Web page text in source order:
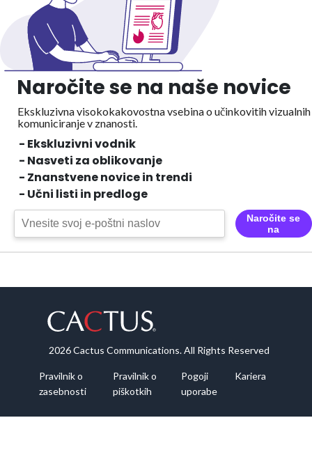
Naročite se na naše novice
Ekskluzivna visokokakovostna vsebina o učinkovitih vizualnih
komuniciranje v znanosti.
- Ekskluzivni vodnik
- Nasveti za oblikovanje
- Znanstvene novice in trendi
- Učni listi in predloge
Naročite se
na
2026 Cactus Communications. All Rights Reserved
Pravilnik o
zasebnosti
Pravilnik o
piškotkih
Pogoji
uporabe
Kariera